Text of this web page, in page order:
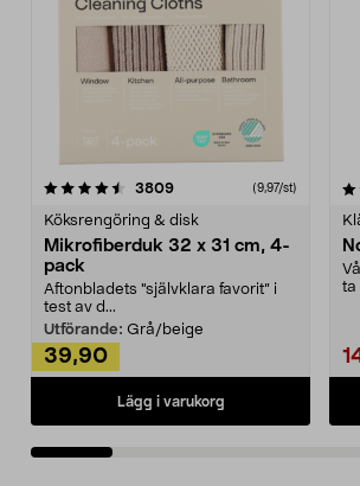
3809recensioner (9,97/st)
Köksrengöring & disk
Mikrofiberduk 32 x 31 cm, 4-
pack
Aftonbladets "självklara favorit” i
test av d...
Utförande: Grå/beige
39,90
Lägg i varukorg
4.0av 5 stjärnor
ta